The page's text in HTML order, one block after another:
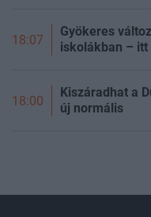
18:07
Gyökeres
iskolákban – itt
18:00
Kiszáradhat a
új normális